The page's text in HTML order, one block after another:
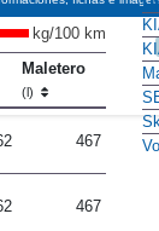
kg/100 km
Maletero
(l)
467
467